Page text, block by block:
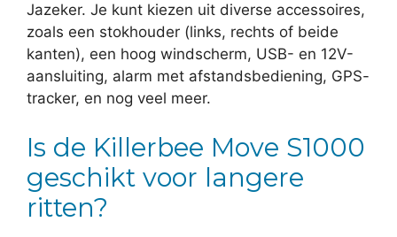
Jazeker. Je kunt kiezen uit diverse accessoires,
zoals een stokhouder (links, rechts of beide
kanten), een hoog windscherm, USB- en 12V-
aansluiting, alarm met afstandsbediening, GPS-
tracker, en nog veel meer.
Is de Killerbee Move S1000
geschikt voor langere
ritten?